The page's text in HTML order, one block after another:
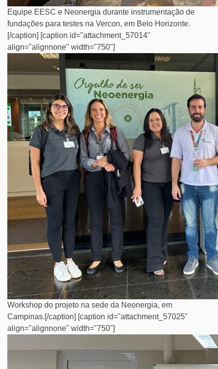
Equipe EESC e Neonergia durante instrumentação de
fundações para testes na Vercon, em Belo Horizonte.
[/caption] [caption id="attachment_57014"
align="alignnone" width="750"]
Workshop do projeto na sede da Neonergia, em
Campinas.[/caption] [caption id="attachment_57025"
align="alignnone" width="750"]